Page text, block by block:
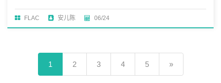
FLAC 安儿陈 06/24
1 (current)
2 3 4 5 »